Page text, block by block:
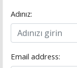
Adınız:
Email address: